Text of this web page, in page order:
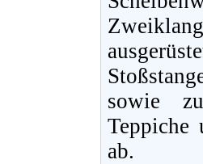
sowie
Teppiche
ab.